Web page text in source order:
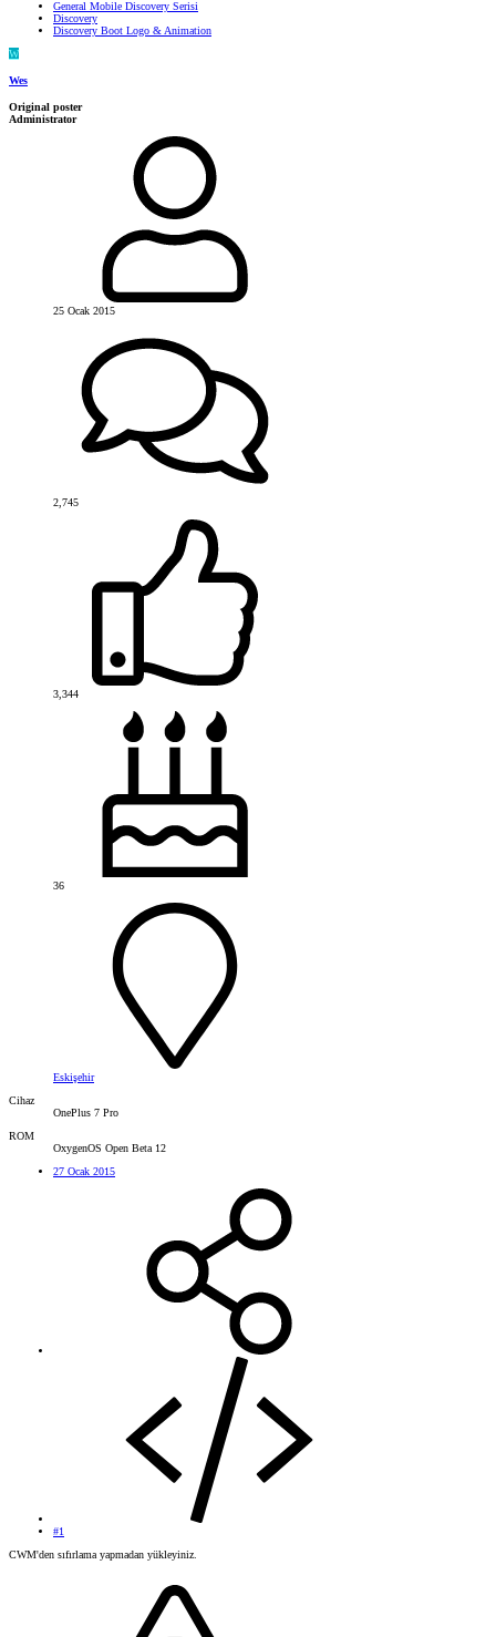
General Mobile Discovery Serisi
Discovery
Discovery Boot Logo & Animation
W
Wes
Original poster
Administrator
25 Ocak 2015
2,745
3,344
36
Eskişehir
Cihaz
OnePlus 7 Pro
ROM
OxygenOS Open Beta 12
27 Ocak 2015
#1
CWM'den sıfırlama yapmadan yükleyiniz.